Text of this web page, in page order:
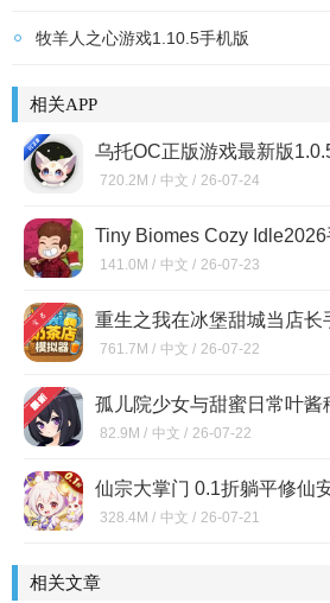
牧羊人之心游戏1.10.5手机版
相关APP
乌托OC正版游戏最新版
720.2M / 中文 / 26-07-24
Tiny Biomes Cozy
版
141.0M / 中文 / 26-07-23
重生之我在冰堡甜城当店长
761.7M / 中文 / 26-07-22
孤儿院少女与甜蜜日常叶酱
1.0.4
82.9M / 中文 / 26-07-22
仙宗大掌门 0.1折躺平修仙
328.4M / 中文 / 26-07-21
相关文章